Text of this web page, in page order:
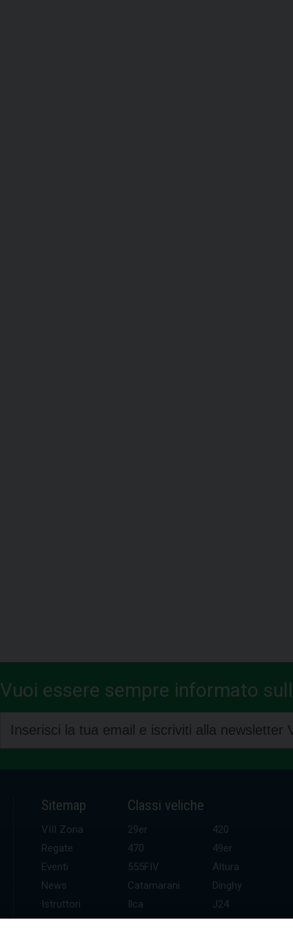
Vuoi essere sempre informato
Sitemap
VIII Zona
Regate
Eventi
News
Istruttori
UDR
Classi veliche
29er
420
470
49er
555FIV
Altura
Catamarani
Dinghy
Ilca
J24
Kitefoil
Mini altura